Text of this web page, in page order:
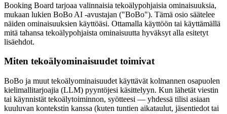
Booking Board tarjoaa valinnaisia tekoälypohjaisia ominaisuuksia,
mukaan lukien BoBo AI -avustajan ("BoBo"). Tämä osio säätelee
näiden ominaisuuksien käyttöäsi. Ottamalla käyttöön tai käyttämällä
mitä tahansa tekoälypohjaista ominaisuutta hyväksyt alla esitetyt
lisäehdot.
Miten tekoälyominaisuudet toimivat
BoBo ja muut tekoälyominaisuudet käyttävät kolmannen osapuolen
kielimallitarjoajia (LLM) pyyntöjesi käsittelyyn. Kun lähetät viestin
tai käynnistät tekoälytoiminnon, syötteesi — yhdessä tilisi asiaan
kuuluvan kontekstin kanssa (kuten tuntien aikataulut, jäsentiedot tai